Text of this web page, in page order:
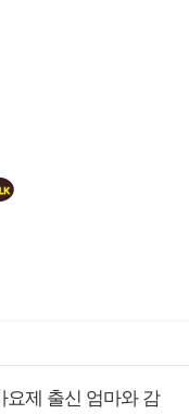
요제 출신 엄마와 감